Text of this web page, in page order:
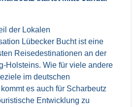
der Lokalen
Lübecker Bucht ist eine
Reisedestinationen an der
Holsteins. Wie für viele andere
im deutschen
es auch für Scharbeutz
Entwicklung zu